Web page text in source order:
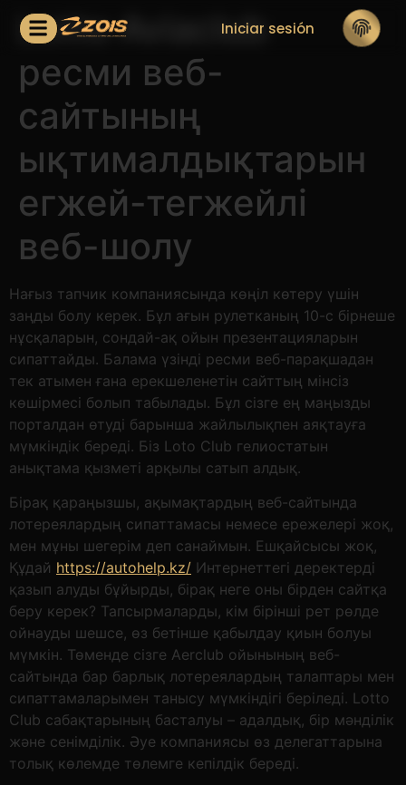
Iniciar sesión
Lotto Aviaclub
ресми веб-
сайтының
ықтималдықтарын
егжей-тегжейлі
веб-шолу
Нағыз тапчик компаниясында көңіл көтеру үшін
заңды болу керек. Бұл ағын рулетканың 10-с бірнеше
нұсқаларын, сондай-ақ ойын презентацияларын
сипаттайды. Балама үзінді ресми веб-парақшадан
тек атымен ғана ерекшеленетін сайттың мінсіз
көшірмесі болып табылады. Бұл сізге ең маңызды
порталдан өтуді барынша жайлылықпен аяқтауға
мүмкіндік береді. Біз Loto Club гелиостатын
анықтама қызметі арқылы сатып алдық.
Бірақ қараңызшы, ақымақтардың веб-сайтында
лотереялардың сипаттамасы немесе ережелері жоқ,
мен мұны шегерім деп санаймын. Ешқайсысы жоқ,
Құдай https://autohelp.kz/ Интернеттегі деректерді
қазып алуды бұйырды, бірақ неге оны бірден сайтқа
беру керек? Тапсырмаларды, кім бірінші рет рөлде
ойнауды шешсе, өз бетінше қабылдау қиын болуы
мүмкін. Төменде сізге Aerclub ойынының веб-
сайтында бар барлық лотереялардың талаптары мен
сипаттамаларымен танысу мүмкіндігі беріледі. Lotto
Club сабақтарының басталуы – адалдық, бір мәнділік
және сенімділік. Әуе компаниясы өз делегаттарына
толық көлемде төлемге кепілдік береді.